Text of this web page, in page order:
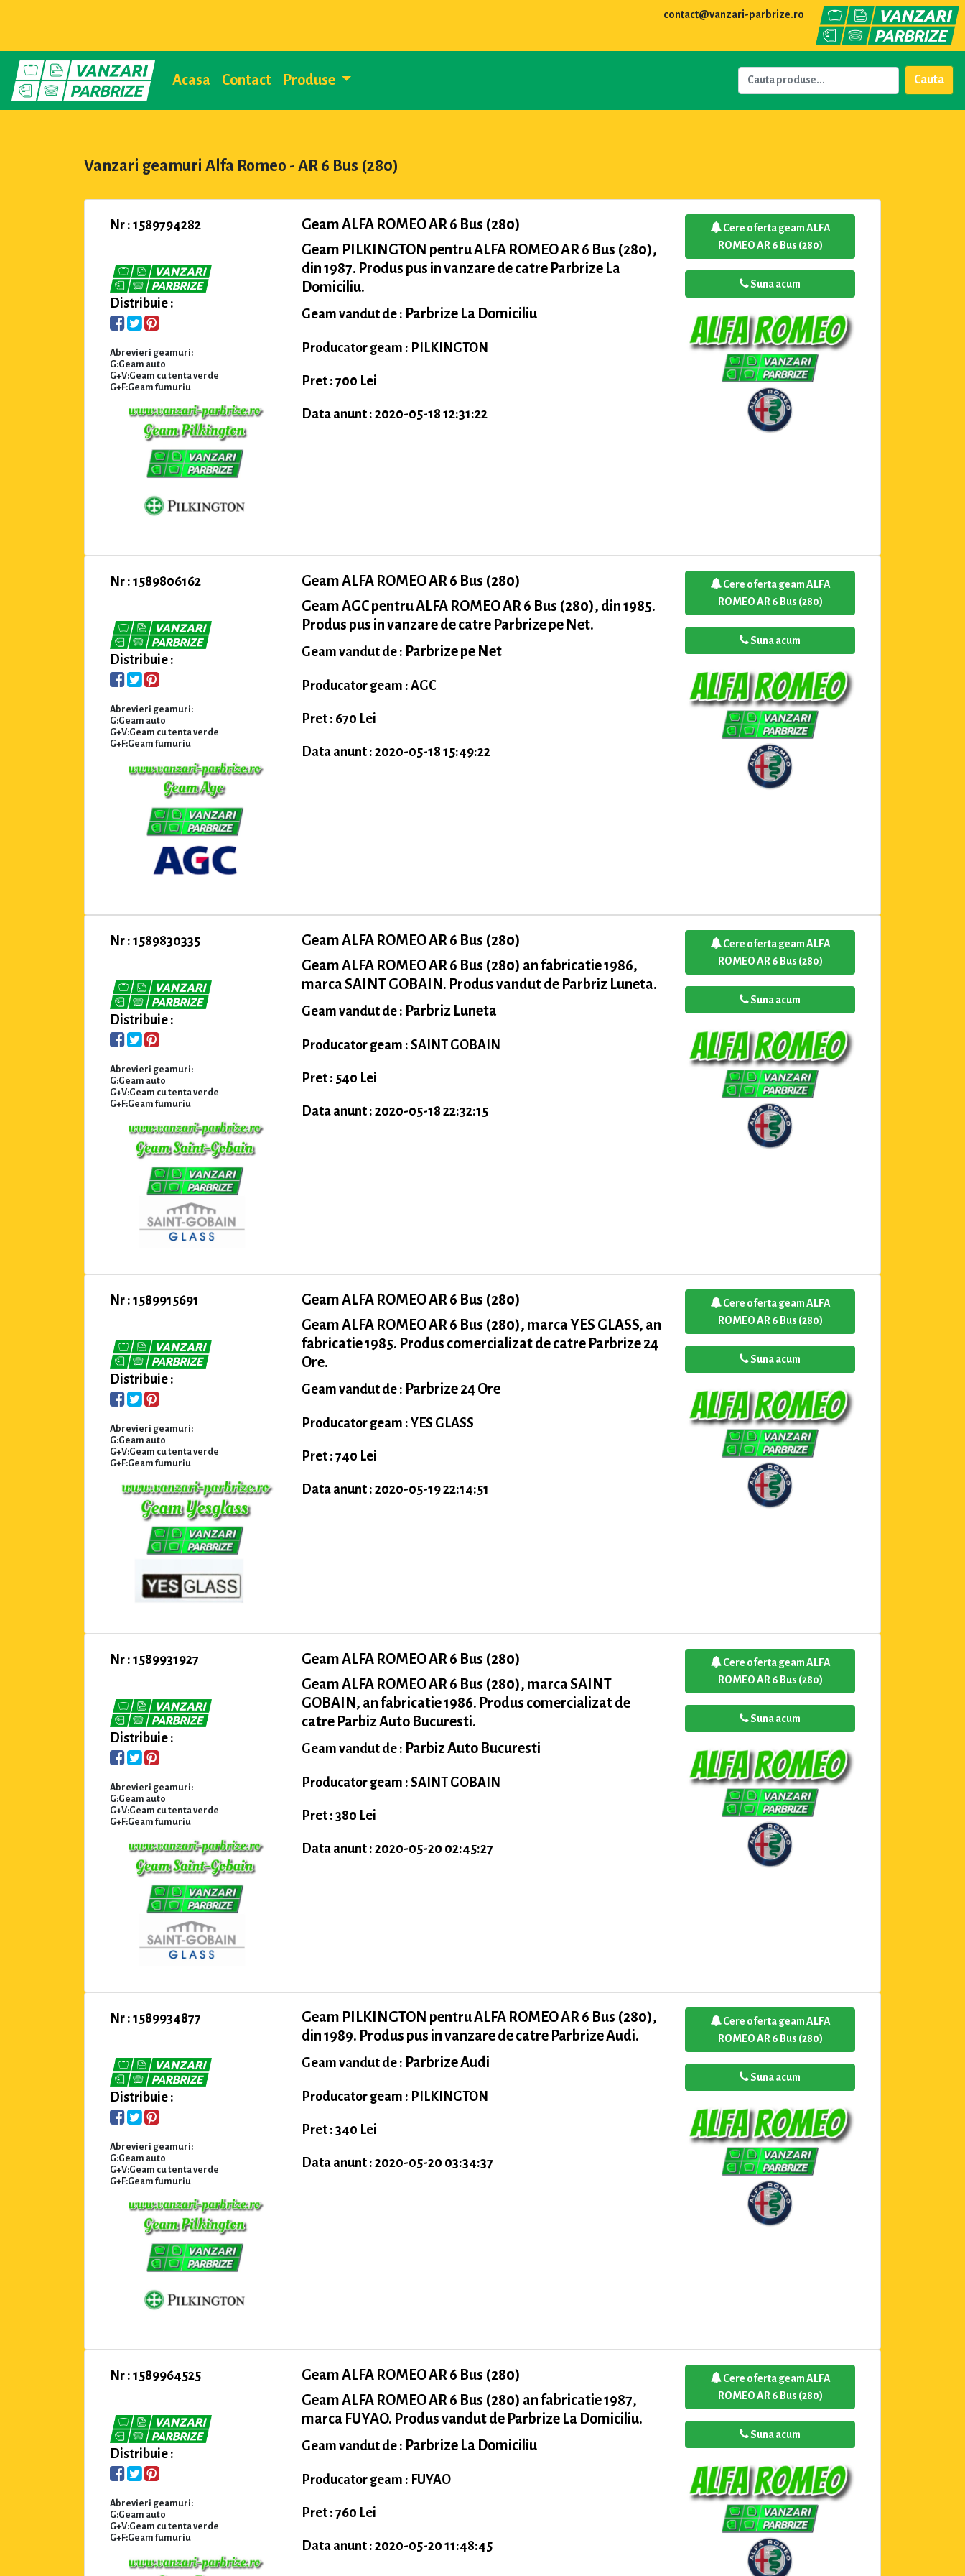
contact@vanzari-parbrize.ro
Acasa Contact Produse Cauta
Vanzari geamuri Alfa Romeo - AR 6 Bus (280)
Nr : 1589794282
Distribuie :
Abrevieri geamuri:
G:Geam auto
G+V:Geam cu tenta verde
G+F:Geam fumuriu
Geam ALFA ROMEO AR 6 Bus (280)
Geam PILKINGTON pentru ALFA ROMEO AR 6 Bus (280),
din 1987. Produs pus in vanzare de catre Parbrize La
Domiciliu.
Geam vandut de : Parbrize La Domiciliu
Producator geam : PILKINGTON
Pret : 700 Lei
Data anunt : 2020-05-18 12:31:22
Cere oferta geam ALFA
ROMEO AR 6 Bus (280)
Suna acum
Nr : 1589806162
Distribuie :
Abrevieri geamuri:
G:Geam auto
G+V:Geam cu tenta verde
G+F:Geam fumuriu
Geam ALFA ROMEO AR 6 Bus (280)
Geam AGC pentru ALFA ROMEO AR 6 Bus (280), din 1985.
Produs pus in vanzare de catre Parbrize pe Net.
Geam vandut de : Parbrize pe Net
Producator geam : AGC
Pret : 670 Lei
Data anunt : 2020-05-18 15:49:22
Cere oferta geam ALFA
ROMEO AR 6 Bus (280)
Suna acum
Nr : 1589830335
Distribuie :
Abrevieri geamuri:
G:Geam auto
G+V:Geam cu tenta verde
G+F:Geam fumuriu
Geam ALFA ROMEO AR 6 Bus (280)
Geam ALFA ROMEO AR 6 Bus (280) an fabricatie 1986,
marca SAINT GOBAIN. Produs vandut de Parbriz Luneta.
Geam vandut de : Parbriz Luneta
Producator geam : SAINT GOBAIN
Pret : 540 Lei
Data anunt : 2020-05-18 22:32:15
Cere oferta geam ALFA
ROMEO AR 6 Bus (280)
Suna acum
Nr : 1589915691
Distribuie :
Abrevieri geamuri:
G:Geam auto
G+V:Geam cu tenta verde
G+F:Geam fumuriu
Geam ALFA ROMEO AR 6 Bus (280)
Geam ALFA ROMEO AR 6 Bus (280), marca YES GLASS, an
fabricatie 1985. Produs comercializat de catre Parbrize 24
Ore.
Geam vandut de : Parbrize 24 Ore
Producator geam : YES GLASS
Pret : 740 Lei
Data anunt : 2020-05-19 22:14:51
Cere oferta geam ALFA
ROMEO AR 6 Bus (280)
Suna acum
Nr : 1589931927
Distribuie :
Abrevieri geamuri:
G:Geam auto
G+V:Geam cu tenta verde
G+F:Geam fumuriu
Geam ALFA ROMEO AR 6 Bus (280)
Geam ALFA ROMEO AR 6 Bus (280), marca SAINT
GOBAIN, an fabricatie 1986. Produs comercializat de
catre Parbiz Auto Bucuresti.
Geam vandut de : Parbiz Auto Bucuresti
Producator geam : SAINT GOBAIN
Pret : 380 Lei
Data anunt : 2020-05-20 02:45:27
Cere oferta geam ALFA
ROMEO AR 6 Bus (280)
Suna acum
Nr : 1589934877
Distribuie :
Abrevieri geamuri:
G:Geam auto
G+V:Geam cu tenta verde
G+F:Geam fumuriu
Geam PILKINGTON pentru ALFA ROMEO AR 6 Bus (280),
din 1989. Produs pus in vanzare de catre Parbrize Audi.
Geam vandut de : Parbrize Audi
Producator geam : PILKINGTON
Pret : 340 Lei
Data anunt : 2020-05-20 03:34:37
Cere oferta geam ALFA
ROMEO AR 6 Bus (280)
Suna acum
Nr : 1589964525
Distribuie :
Abrevieri geamuri:
G:Geam auto
G+V:Geam cu tenta verde
G+F:Geam fumuriu
Geam ALFA ROMEO AR 6 Bus (280)
Geam ALFA ROMEO AR 6 Bus (280) an fabricatie 1987,
marca FUYAO. Produs vandut de Parbrize La Domiciliu.
Geam vandut de : Parbrize La Domiciliu
Producator geam : FUYAO
Pret : 760 Lei
Data anunt : 2020-05-20 11:48:45
Cere oferta geam ALFA
ROMEO AR 6 Bus (280)
Suna acum